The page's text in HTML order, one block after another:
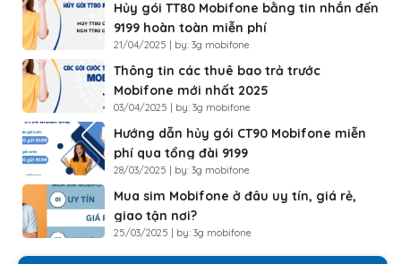
Hủy gói TT80 Mobifone bằng tin nhắn đến
9199 hoàn toàn miễn phí
21/04/2025 | by: 3g mobifone
Thông tin các thuê bao trả trước
Mobifone mới nhất 2025
03/04/2025 | by: 3g mobifone
Hướng dẫn hủy gói CT90 Mobifone miễn
phí qua tổng đài 9199
28/03/2025 | by: 3g mobifone
Mua sim Mobifone ở đâu uy tín, giá rẻ,
giao tận nơi?
25/03/2025 | by: 3g mobifone